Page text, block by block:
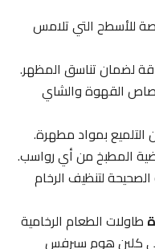
للأسطح التي تلامس
لضمان تناسق المظهر.
القهوة والشاي
بمواد مطهرة.
المطبخ من أي رواسب.
لتنظيف الرخام
الطعام الرخامية
كلين هوم سيرفس